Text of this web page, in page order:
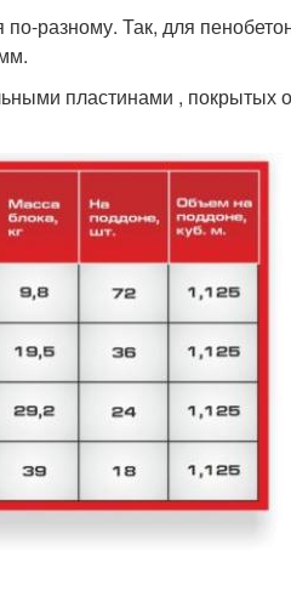
разному. Так, для
пластинами , покрытых